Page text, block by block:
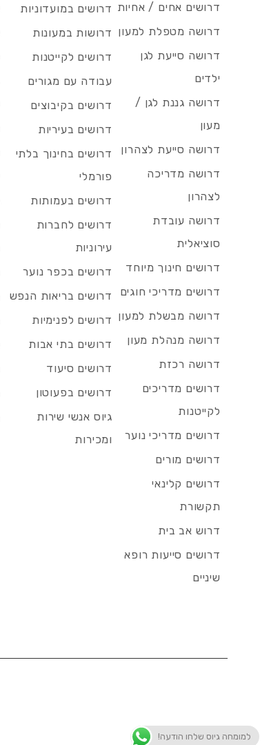
דרושים אחים / אחיות
דרושה מטפלת למעון
דרושה סייעת לגן
ילדים
דרושה גננת לגן /
מעון
דרושה סייעת לצהרון
דרושה מדריכה
לצהרון
דרושה עובדת
סוציאלית
דרושים חינוך מיוחד
דרושים מדריכי חוגים
דרושה מבשלת למעון
דרושה מנהלת מעון
דרושה רכזת
דרושים מדריכים
לקייטנות
דרושים מדריכי נוער
דרושים מורים
דרושים קלינאי
תקשורת
דרוש אב בית
דרושים סייעות רופא
שיניים
דרושים במועדוניות
דרושות במעונות
דרושים לקייטנות
עבודה עם מגורים
דרושים בקיבוצים
דרושים בעיריות
דרושים בחינוך בלתי
פורמלי
דרושים בעמותות
דרושים לחברות
עירוניות
דרושים בכפר נוער
דרושים בריאות הנפש
דרושים לפנימיות
דרושים בתי אבות
דרושים סיעוד
דרושים בפעוטון
גיוס אנשי שירות
ומכירות
למומחה גיוס שלחו הודעה!